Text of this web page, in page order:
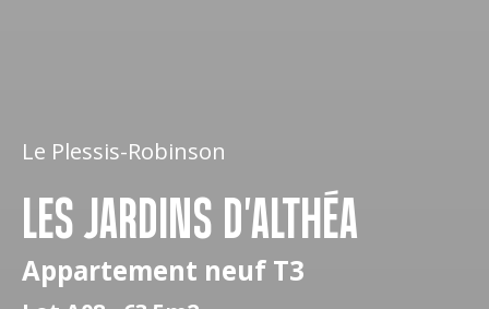
Le Plessis-Robinson
LES JARDINS D'ALTHÉA
Appartement neuf T3